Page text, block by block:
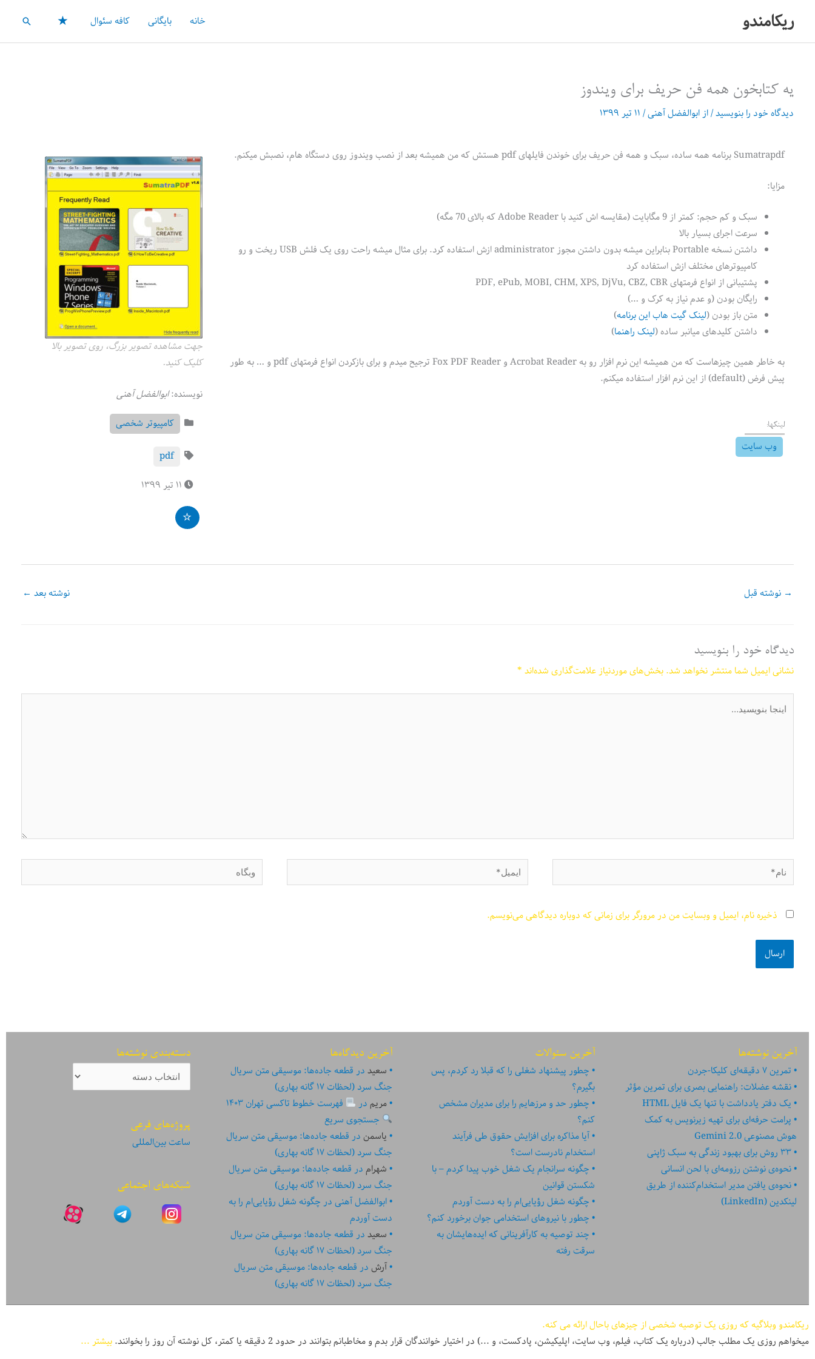
محتوا
ریکامندو خانه بایگانی کافه سئوال ★ جستجو
یه کتابخون همه فن حریف برای ویندوز
دیدگاه‌ خود را بنویسید/ ازابوالفضل آهنی/۱۱ تیر ۱۳۹۹
Sumatrapdf برنامه همه ساده، سبک و همه فن حریف برای خوندن فایلهای pdf هستش که من همیشه بعد از نصب ویندوز روی دستگاه هام، نصبش میکنم.
مزایا:
سبک و کم حجم: کمتر از 9 مگابایت (مقایسه اش کنید با Adobe Reader که بالای 70 مگه)
سرعت اجرای بسیار بالا
داشتن نسخه Portable بنابراین میشه بدون داشتن مجوز administrator ازش استفاده کرد. برای مثال میشه راحت روی یک فلش USB ریخت و رو
کامپیوترهای مختلف ازش استفاده کرد
پشتیبانی از انواع فرمتهای PDF, ePub, MOBI, CHM, XPS, DjVu, CBZ, CBR
رایگان بودن (و عدم نیاز به کرک و …)
متن باز بودن (لینک گیت هاب این برنامه)
داشتن کلیدهای میانبر ساده (لینک راهنما)
به خاطر همین چیزهاست که من همیشه این نرم افزار رو به Acrobat Reader و Fox PDF Reader ترجیح میدم و برای بازکردن انواع فرمتهای pdf و … به طور
پیش فرض (default) از این نرم افزار استفاده میکنم.
لینکها:
وب سایت
جهت مشاهده تصویر بزرگ، روی تصویر بالا
کلیک کنید.
نویسنده:ابوالفضل آهنی
کامپیوتر شخصی
pdf
→ نوشته قبل نوشته بعد ←
دیدگاه‌ خود را بنویسید
نشانی ایمیل شما منتشر نخواهد شد.بخش‌های موردنیاز علامت‌گذاری شده‌اند*
بنویسید…
نام* ایمیل* وبگاه
ذخیره نام، ایمیل و وبسایت من در مرورگر برای زمانی که دوباره دیدگاهی می‌نویسم.
آخرین نوشته‌ها
تمرین ۷ دقیقه‌ای کلیکا-جردن
نقشه عضلات: راهنمایی بصری برای تمرین مؤثر
یک دفتر یادداشت با تنها یک فایل HTML
پرامت حرفه‌ای برای تهیه زیرنویس به کمک
هوش مصنوعی Gemini 2.0
۳۳ روش برای بهبود زندگی به سبک ژاپنی
نحوه‌ی نوشتن رزومه‌ای با لحن انسانی
نحوه‌ی یافتن مدیر استخدام‌کننده از طریق
لینکدین (LinkedIn)
آخرین سئوالات
چطور پیشنهاد شغلی را که قبلا رد کردم، پس
بگیرم؟
چطور حد و مرزهایم را برای مدیران مشخص
کنم؟
آیا مذاکره برای افزایش حقوق طی فرآیند
استخدام نادرست است؟
چگونه سرانجام یک شغل خوب پیدا کردم – با
شکستن قوانین
چگونه شغل رؤیایی‌ام را به دست آوردم
چطور با نیروهای استخدامی جوان برخورد کنم؟
چند توصیه به کارآفرینانی که ایده‏‏‌‏‏‌هایشان به
سرقت رفته
آخرین دیدگاه‌ها
سعیددرقطعه جاده‌ها: موسیقی متن سریال
جنگ سرد (لحظات ۱۷ گانه بهاری)
مریمدر
فهرست خطوط تاکسی تهران ۱۴۰۳
جستجوی سریع
یاسمندرقطعه جاده‌ها: موسیقی متن سریال
جنگ سرد (لحظات ۱۷ گانه بهاری)
شهرامدرقطعه جاده‌ها: موسیقی متن سریال
جنگ سرد (لحظات ۱۷ گانه بهاری)
ابوالفضل آهنیدرچگونه شغل رؤیایی‌ام را به
دست آوردم
سعیددرقطعه جاده‌ها: موسیقی متن سریال
جنگ سرد (لحظات ۱۷ گانه بهاری)
آرشدرقطعه جاده‌ها: موسیقی متن سریال
جنگ سرد (لحظات ۱۷ گانه بهاری)
دسته‌بندی نوشته‌ها
دسته‌بندی
نوشته‌ها
پروژه‌های فرعی
ساعت بین‌المللی
شبکه‌های اجتماعی
ریکامندو وبلاگیه که روزی یک توصیه شخصی از چیزهای باحال ارائه می کنه.
میخواهم روزی یک مطلب جالب (درباره یک کتاب، فیلم، وب سایت، اپلیکیشن، پادکست، و ...) در اختیار خوانندگان قرار بدم و مخاطبانم بتوانند در حدود 2 دقیقه یا کمتر، کل نوشته آن روز را بخوانند.
بیشتر ...